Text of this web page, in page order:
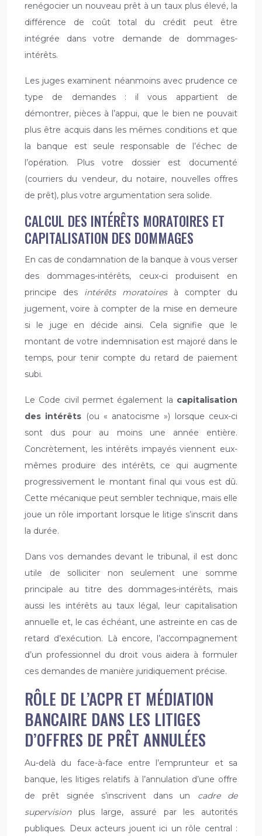
renégocier un nouveau prêt à un taux plus élevé, la
différence de coût total du crédit peut être
intégrée dans votre demande de dommages-
intérêts.
Les juges examinent néanmoins avec prudence ce
type de demandes : il vous appartient de
démontrer, pièces à l’appui, que le bien ne pouvait
plus être acquis dans les mêmes conditions et que
la banque est seule responsable de l’échec de
l’opération. Plus votre dossier est documenté
(courriers du vendeur, du notaire, nouvelles offres
de prêt), plus votre argumentation sera solide.
CALCUL DES INTÉRÊTS MORATOIRES ET
CAPITALISATION DES DOMMAGES
En cas de condamnation de la banque à vous verser
des dommages-intérêts, ceux-ci produisent en
principe des intérêts moratoiresà compter du
jugement, voire à compter de la mise en demeure
si le juge en décide ainsi. Cela signifie que le
montant de votre indemnisation est majoré dans le
temps, pour tenir compte du retard de paiement
subi.
Le Code civil permet également la capitalisation
des intérêts (ou « anatocisme ») lorsque ceux-ci
sont dus pour au moins une année entière.
Concrètement, les intérêts impayés viennent eux-
mêmes produire des intérêts, ce qui augmente
progressivement le montant final qui vous est dû.
Cette mécanique peut sembler technique, mais elle
joue un rôle important lorsque le litige s’inscrit dans
la durée.
Dans vos demandes devant le tribunal, il est donc
utile de solliciter non seulement une somme
principale au titre des dommages-intérêts, mais
aussi les intérêts au taux légal, leur capitalisation
annuelle et, le cas échéant, une astreinte en cas de
retard d’exécution. Là encore, l’accompagnement
d’un professionnel du droit vous aidera à formuler
ces demandes de manière juridiquement précise.
RÔLE DE L’ACPR ET MÉDIATION
BANCAIRE DANS LES LITIGES
D’OFFRES DE PRÊT ANNULÉES
Au-delà du face-à-face entre l’emprunteur et sa
banque, les litiges relatifs à l’annulation d’une offre
de prêt signée s’inscrivent dans un cadre de
supervisionplus large, assuré par les autorités
publiques. Deux acteurs jouent ici un rôle central :